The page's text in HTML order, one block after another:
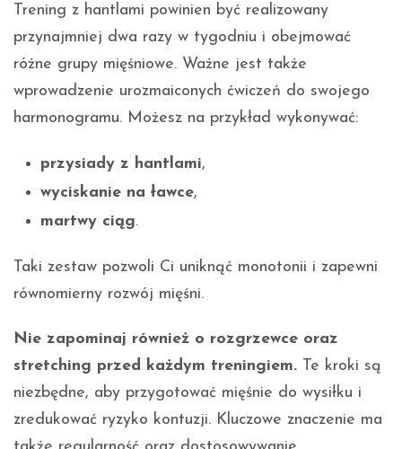
Trening z hantlami powinien być realizowany
przynajmniej dwa razy w tygodniu i obejmować
różne grupy mięśniowe. Ważne jest także
wprowadzenie urozmaiconych ćwiczeń do swojego
harmonogramu. Możesz na przykład wykonywać:
przysiady z hantlami,
wyciskanie na ławce,
martwy ciąg.
Taki zestaw pozwoli Ci uniknąć monotonii i zapewni
równomierny rozwój mięśni.
Nie zapominaj również o rozgrzewce oraz
stretching przed każdym treningiem. Te kroki są
niezbędne, aby przygotować mięśnie do wysiłku i
zredukować ryzyko kontuzji. Kluczowe znaczenie ma